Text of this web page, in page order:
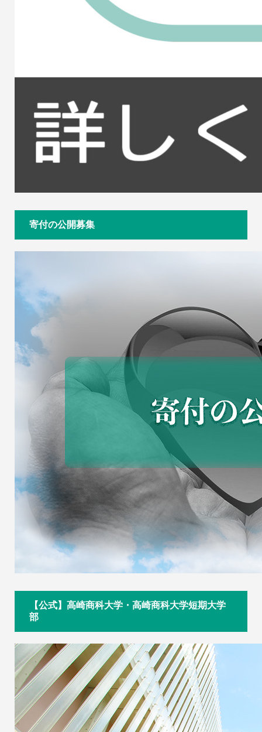
寄付の公開募集
【公式】高崎商科大学・高崎商科大学短期大学
部